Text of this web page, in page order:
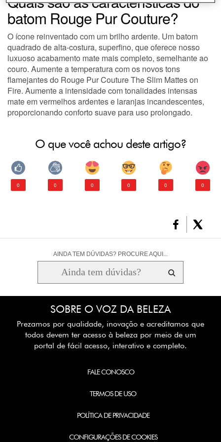
batom Rouge Pur Couture?
O ícone reinventado com um brilho ardente. Um batom
quadrado de alta-costura, superfino, que oferece nosso
luxuoso acabamento mate mais completo, semelhante ao
couro. Aumente a temperatura com os novos tons
flamejantes do Rouge Pur Couture The Slim Mattes on
Fire. Aumente a intensidade com tonalidades intensas
mate em vermelhos ardentes e laranjas incandescentes,
proporcionando conforto suave para uso prolongado.
O que você achou deste artigo?
0 0 0 0 0 0
AINDA TEM DÚVIDAS? PROCURE AQUI...
SOBRE O VOZ DA BELEZA
Prezamos por qualidade, inovação e acreditamos que
todos devem ter acesso à beleza por meio de um
portal de fácil acesso, interativo e completo.
FALE CONOSCO
TERMOS DE USO
POLÍTICA DE PRIVACIDADE
CONFIGURAÇÕES DE COOKIES